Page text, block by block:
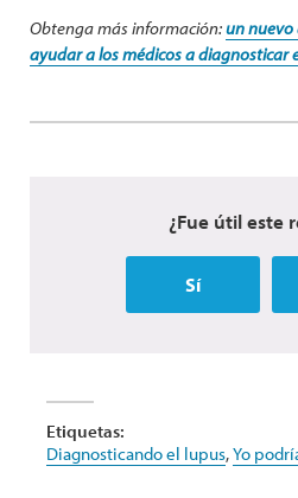
Obtenga más información:un nuevo
ayudar a los médicos a diagnosticar
¿Fue útil este
Sí
Etiquetas:
Diagnosticando el lupus,Yo